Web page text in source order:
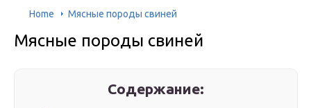
Home Мясные породы свиней
Мясные породы свиней
Содержание: